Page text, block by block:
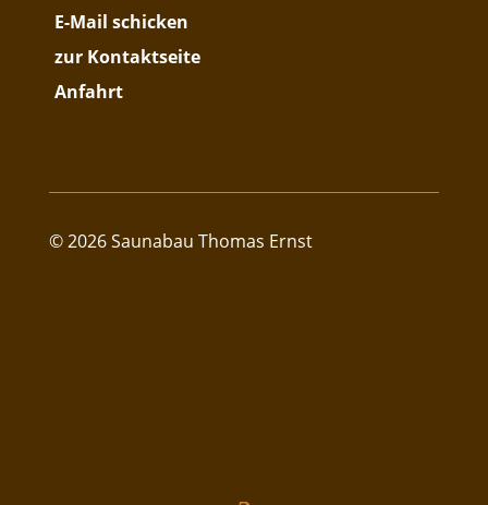
E-Mail schicken
zur Kontaktseite
Anfahrt
© 2026 Saunabau Thomas Ernst